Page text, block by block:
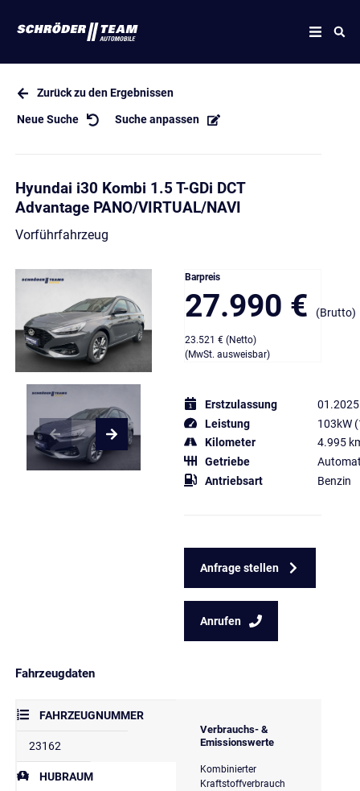
Zurück zu den Ergebnissen
Neue Suche Suche anpassen
Hyundai i30 Kombi 1.5 T-GDi DCT
Advantage PANO/VIRTUAL/NAVI
Vorführfahrzeug
Barpreis
27.990 € (Brutto)
23.521 € (Netto)
(MwSt. ausweisbar)
Erstzulassung
01.2025
Leistung
103kW
Kilometer
4.995
Getriebe
Antriebsart
Benzin
Anfrage stellen
Anrufen
Fahrzeugdaten
FAHRZEUGNUMMER
23162
HUBRAUM
Verbrauchs- &
Emissionswerte
Kombinierter
Kraftstoffverbrauch